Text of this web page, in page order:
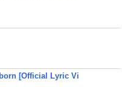
[Official Lyric Vi